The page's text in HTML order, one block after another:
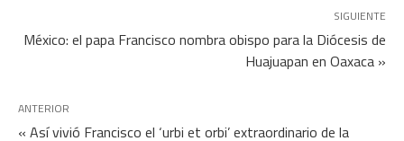
SIGUIENTE
México: el papa Francisco nombra obispo para la Diócesis de
Huajuapan en Oaxaca »
ANTERIOR
« Así vivió Francisco el ‘urbi et orbi’ extraordinario de la